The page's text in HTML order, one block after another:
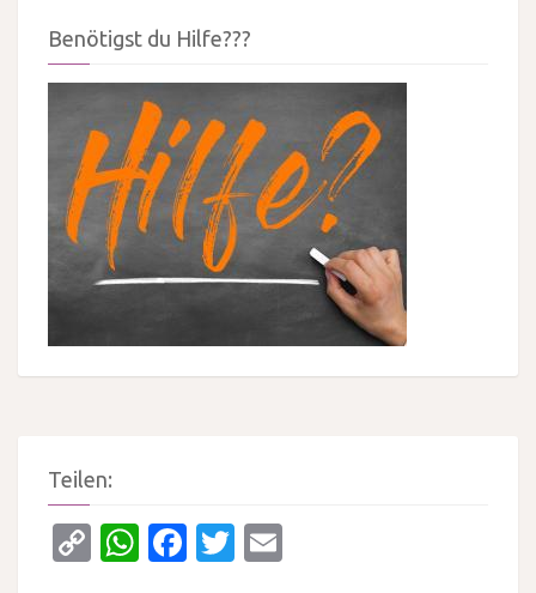
Benötigst du Hilfe???
Teilen:
CopyWhatsApp
Facebook
Twitter